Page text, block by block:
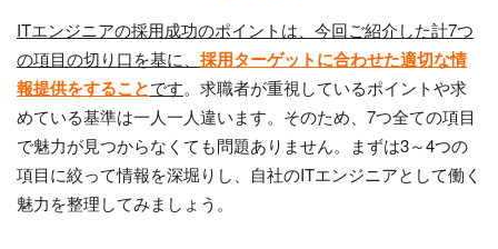
ITエンジニアの採用成功のポイントは、今回ご紹介した計7つ
の項目の切り口を基に、 採用ターゲットに合わせた適切な情
報提供をすることです。求職者が重視しているポイントや求
めている基準は一人一人違います。そのため、 7つ全ての項目
で魅力が見つからなくても問題ありません。まずは3～4つの
項目に絞って情報を深堀りし、自社のITエンジニアとして働く
魅力を整理してみましょう。